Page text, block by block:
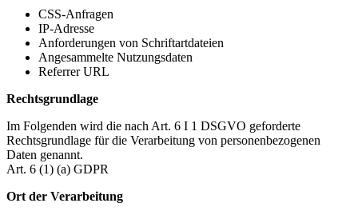
CSS-Anfragen
IP-Adresse
Anforderungen von Schriftartdateien
Angesammelte Nutzungsdaten
Referrer URL
Rechtsgrundlage
Im Folgenden wird die nach Art. 6 I 1 DSGVO geforderte
Rechtsgrundlage für die Verarbeitung von personenbezogenen
Daten genannt.
Art. 6 (1) (a) GDPR
Ort der Verarbeitung